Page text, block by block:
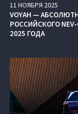
11 НОЯБРЯ 2025
VOYAH —
РОССИЙСКОГО
2025 ГОДА